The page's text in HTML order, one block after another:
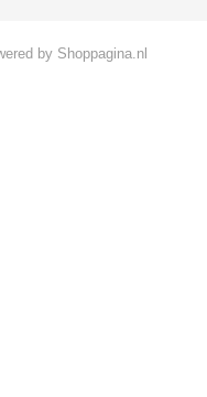
by Shoppagina.nl